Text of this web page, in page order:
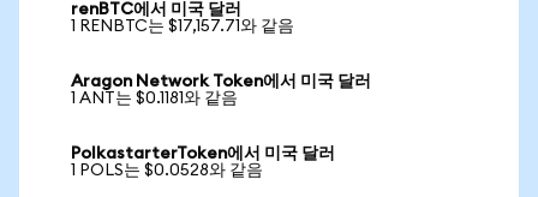
renBTC에서 미국 달러
1 RENBTC는 $17,157.71와 같음
Aragon Network Token에서 미국 달러
1 ANT는 $0.1181와 같음
PolkastarterToken에서 미국 달러
1 POLS는 $0.0528와 같음